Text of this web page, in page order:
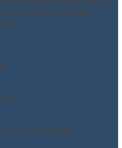
gratuita: sopralluogo in
preliminare tramite
e-learning MODI